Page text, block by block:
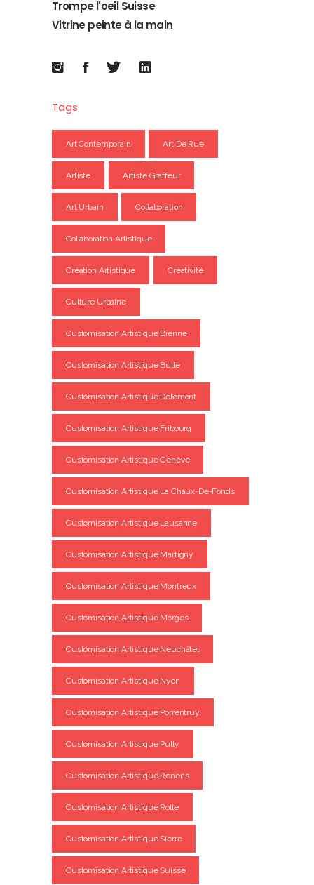
Trompe l'oeil Suisse
Vitrine peinte à la main
Tags
Art Contemporain Art De Rue
Artiste Artiste Graffeur
Art Urbain Collaboration
Collaboration Artistique
Création Artistique Créativité
Culture Urbaine
Customisation Artistique Bienne
Customisation Artistique Bulle
Customisation Artistique Delémont
Customisation Artistique Fribourg
Customisation Artistique Genève
Customisation Artistique La Chaux-De-Fonds
Customisation Artistique Lausanne
Customisation Artistique Martigny
Customisation Artistique Montreux
Customisation Artistique Morges
Customisation Artistique Neuchâtel
Customisation Artistique Nyon
Customisation Artistique Porrentruy
Customisation Artistique Pully
Customisation Artistique Renens
Customisation Artistique Rolle
Customisation Artistique Sierre
Customisation Artistique Suisse